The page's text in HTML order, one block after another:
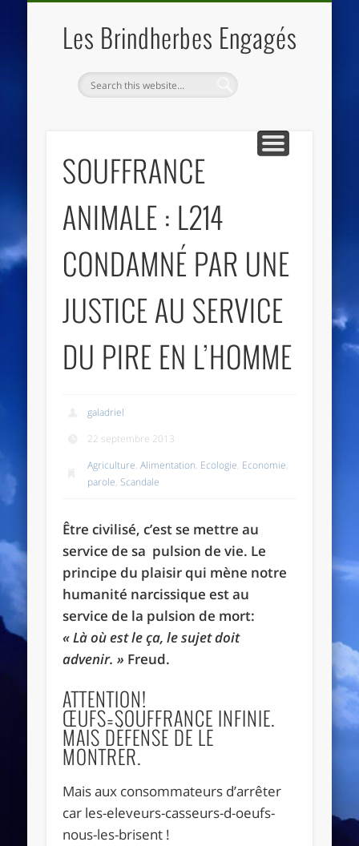
Les Brindherbes Engagés
SOUFFRANCE
ANIMALE : L214
CONDAMNÉ PAR UNE
JUSTICE AU SERVICE
DU PIRE EN L’HOMME
galadriel
22 septembre 2013
Agriculture,Alimentation, Ecologie, Economie,
parole,Scandale
Être civilisé, c’est se mettre au
service de sa pulsion de vie. Le
principe du plaisir qui mène notre
humanité narcissique est au
service de la pulsion de mort:
« Là où est le ça, le sujet doit
advenir. » Freud.
ATTENTION!
ŒUFS=SOUFFRANCE INFINIE.
MAIS DÉFENSE DE LE
MONTRER.
Mais aux consommateurs d’arrêter
car les-eleveurs-casseurs-d-oeufs-
nous-les-brisent !